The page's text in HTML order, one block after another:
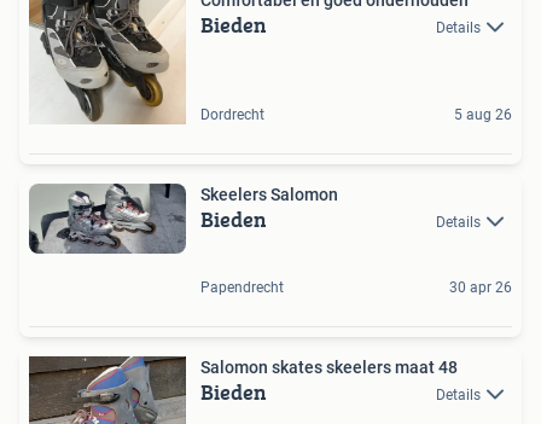
Bieden Details
Dordrecht 5 aug 26
Skeelers Salomon
Bieden Details
Papendrecht 30 apr 26
Salomon skates skeelers maat 48
Bieden Details